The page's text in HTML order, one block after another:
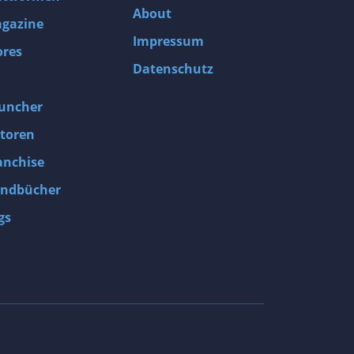
About
Impressum
Datenschutz